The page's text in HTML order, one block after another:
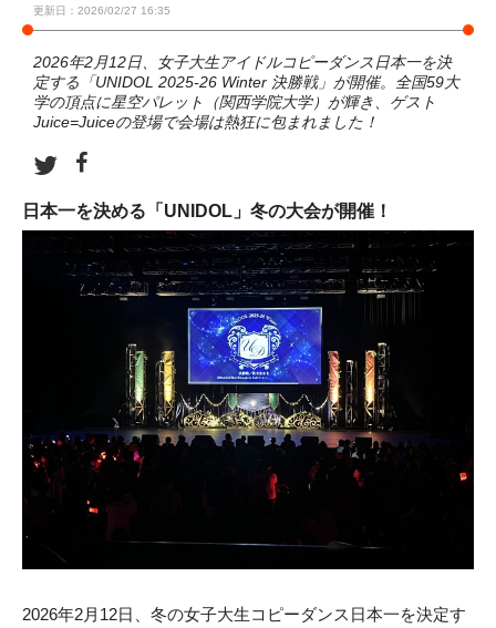
更新日：2026/02/27 16:35
2026年2月12日、女子大生アイドルコピーダンス日本一を決
定する「UNIDOL 2025-26 Winter 決勝戦」が開催。全国59大
学の頂点に星空パレット（関西学院大学）が輝き、ゲスト
Juice=Juiceの登場で会場は熱狂に包まれました！
日本一を決める「UNIDOL」冬の大会が開催！
2026年2月12日、冬の女子大生コピーダンス日本一を決定す